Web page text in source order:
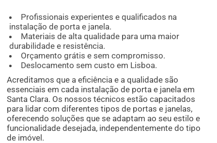
Profissionais experientes e qualificados na
instalação de porta e janela.
Materiais de alta qualidade para uma maior
durabilidade e resistência.
Orçamento grátis e sem compromisso.
Deslocamento sem custo em Lisboa.
Acreditamos que a eficiência e a qualidade são
essenciais em cada instalação de porta e janela em
Santa Clara. Os nossos técnicos estão capacitados
para lidar com diferentes tipos de portas e janelas,
oferecendo soluções que se adaptam ao seu estilo e
funcionalidade desejada, independentemente do tipo
de imóvel.